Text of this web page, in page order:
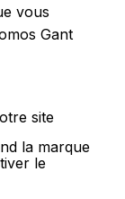
vous
Gant
site
la marque
le